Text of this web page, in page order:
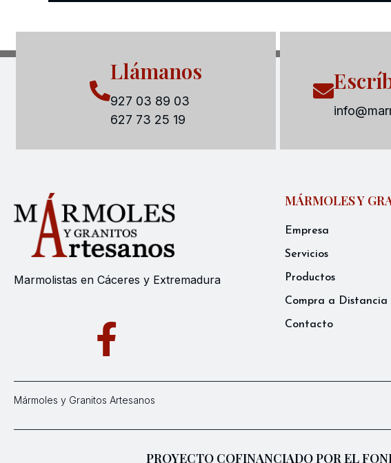
Llámanos
927 03 89 03
627 73 25 19
Marmolistas en Cáceres y Extremadura
MÁRMOLES Y
Empresa
Servicios
Productos
Compra a Distancia
Contacto
Mármoles y Granitos Artesanos
PROYECTO COFINANCIADO POR EL